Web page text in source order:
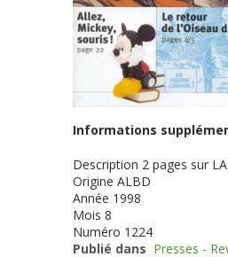
Informations
Description 2 pages sur
Origine ALBD
Année 1998
Mois 8
Numéro 1224
Publié dans Presses -